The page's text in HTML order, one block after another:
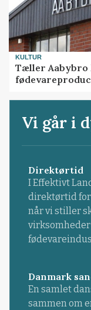
KULTUR
Tæller Aabybro
Vi går i
Direktørtid
I Effektivt
direktørtid
når vi stiller
Danmark
En samlet
sammen om